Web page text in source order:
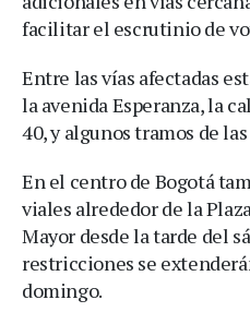
facilitar el escrutinio de
Entre las vías afectadas
la avenida Esperanza, la
40, y algunos tramos de
En el centro de Bogotá
viales alrededor de la
Mayor desde la tarde del
restricciones se
domingo.